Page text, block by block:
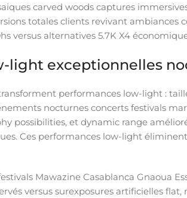
carved woods captures
totales clients revivant ambiances
versus alternatives 5.7K X4
light exceptionnelles
performances low-light :
nocturnes concerts festivals
possibilities, et dynamic range
Ces performances low-light
Mawazine Casablanca Gnaoua
versus surexposures artificielles